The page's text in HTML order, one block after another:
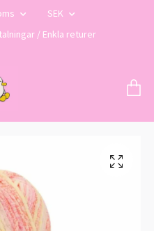
SEK
/ Enkla returer